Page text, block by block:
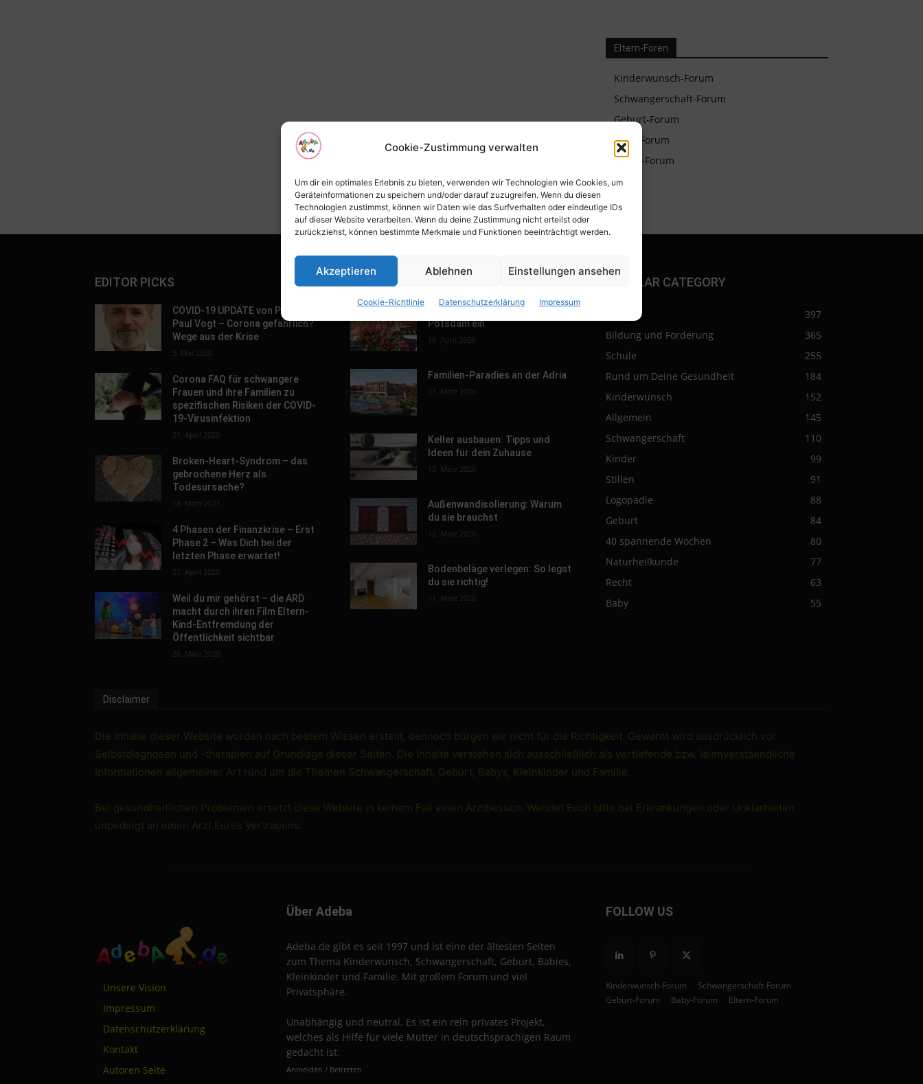
Cookie-Zustimmung verwalten
Um dir ein optimales Erlebnis zu bieten, verwenden wir Technologien wie Cookies, um
Geräteinformationen zu speichern und/oder darauf zuzugreifen. Wenn du diesen
Technologien zustimmst, können wir Daten wie das Surfverhalten oder eindeutige IDs
auf dieser Website verarbeiten. Wenn du deine Zustimmung nicht erteilst oder
zurückziehst, können bestimmte Merkmale und Funktionen beeinträchtigt werden.
Akzeptieren Ablehnen Einstellungen ansehen
Cookie-Richtlinie Datenschutzerklärung Impressum
Eltern-Foren
Kinderwunsch-Forum
Schwangerschaft-Forum
Geburt-Forum
Baby-Forum
Eltern-Forum
EDITOR PICKS
COVID-19 UPDATE von Prof. Dr.
Paul Vogt – Corona gefährlich?
Wege aus der Krise
5. Mai 2020
Corona FAQ für schwangere
Frauen und ihre Familien zu
spezifischen Risiken der COVID-
19-Virusinfektion
21. April 2020
Broken-Heart-Syndrom – das
gebrochene Herz als
Todesursache?
18. März 2021
4 Phasen der Finanzkrise – Erst
Phase 2 – Was Dich bei der
letzten Phase erwartet!
21. April 2020
Weil du mir gehörst – die ARD
macht durch ihren Film Eltern-
Kind-Entfremdung der
Öffentlichkeit sichtbar
26. März 2020
POPULAR POSTS
Tulpenfest läutet Frühling in
Potsdam ein
16. April 2026
Familien-Paradies an der Adria
31. März 2026
Keller ausbauen: Tipps und
Ideen für dein Zuhause
13. März 2026
Außenwandisolierung: Warum
du sie brauchst
12. März 2026
Bodenbeläge verlegen: So legst
du sie richtig!
11. März 2026
POPULAR CATEGORY
397
Bildung und Förderung
365
Schule
255
Rund um Deine Gesundheit
184
Kinderwunsch
152
Allgemein
145
Schwangerschaft
110
Kinder
99
Stillen
91
Logopädie
88
Geburt
84
40 spannende Wochen
80
Naturheilkunde
77
Recht
63
Baby
55
Disclaimer
Die Inhalte dieser Website wurden nach bestem Wissen erstellt, dennoch bürgen wir nicht für die Richtigkeit. Gewarnt wird ausdrücklich vor
Selbstdiagnosen und -therapien auf Grundlage dieser Seiten. Die Inhalte verstehen sich ausschließlich als vertiefende bzw. laienverstaendliche
Informationen allgemeiner Art rund um die Themen Schwangerschaft, Geburt, Babys, Kleinkinder und Familie.
Bei gesundheitlichen Problemen ersetzt diese Website in keinem Fall einen Arztbesuch. Wendet Euch bitte bei Erkrankungen oder Unklarheiten
unbedingt an einen Arzt Eures Vertrauens.
Unsere Vision
Impressum
Datenschutzerklärung
Kontakt
Autoren Seite
Über Adeba
Adeba.de gibt es seit 1997 und ist eine der ältesten Seiten
zum Thema Kinderwunsch, Schwangerschaft, Geburt, Babies,
Kleinkinder und Familie. Mit großem Forum und viel
Privatsphäre.
Unabhängig und neutral. Es ist ein rein privates Projekt,
welches als Hilfe für viele Mütter in deutschsprachigen Raum
gedacht ist.
Anmelden / Beitreten
FOLLOW US
Kinderwunsch-Forum
Schwangerschaft-Forum
Geburt-Forum
Baby-Forum Eltern-Forum